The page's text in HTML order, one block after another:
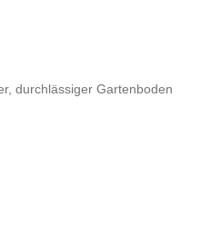
durchlässiger Gartenboden